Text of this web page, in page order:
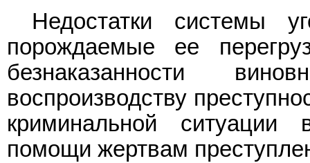
Недостатки системы
порождаемые ее
безнаказанности
воспроизводству
криминальной ситуации
помощи жертвам